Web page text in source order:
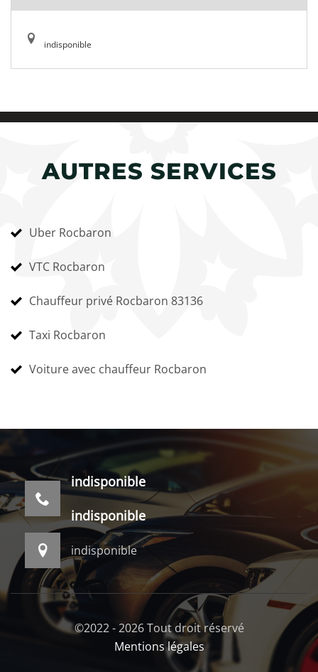
indisponible
AUTRES SERVICES
Uber Rocbaron
VTC Rocbaron
Chauffeur privé Rocbaron 83136
Taxi Rocbaron
Voiture avec chauffeur Rocbaron
indisponible
indisponible
indisponible
©2022 - 2026 Tout droit réservé
Mentions légales